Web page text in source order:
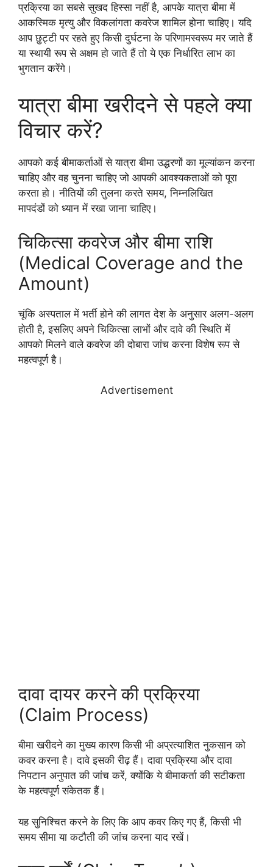
प्रक्रिया का सबसे सुखद हिस्सा नहीं है, आपके यात्रा बीमा में
आकस्मिक मृत्यु और विकलांगता कवरेज शामिल होना चाहिए। यदि
आप छुट्टी पर रहते हुए किसी दुर्घटना के परिणामस्वरूप मर जाते हैं
या स्थायी रूप से अक्षम हो जाते हैं तो ये एक निर्धारित लाभ का
भुगतान करेंगे।
यात्रा बीमा खरीदने से पहले क्या
विचार करें?
आपको कई बीमाकर्ताओं से यात्रा बीमा उद्धरणों का मूल्यांकन करना
चाहिए और वह चुनना चाहिए जो आपकी आवश्यकताओं को पूरा
करता हो। नीतियों की तुलना करते समय, निम्नलिखित
मापदंडों को ध्यान में रखा जाना चाहिए।
चिकित्सा कवरेज और बीमा राशि
(Medical Coverage and the
Amount)
चूंकि अस्पताल में भर्ती होने की लागत देश के अनुसार अलग-अलग
होती है, इसलिए अपने चिकित्सा लाभों और दावे की स्थिति में
आपको मिलने वाले कवरेज की दोबारा जांच करना विशेष रूप से
महत्वपूर्ण है।
Advertisement
दावा दायर करने की प्रक्रिया
(Claim Process)
बीमा खरीदने का मुख्य कारण किसी भी अप्रत्याशित नुकसान को
कवर करना है। दावे इसकी रीढ़ हैं। दावा प्रक्रिया और दावा
निपटान अनुपात की जांच करें, क्योंकि ये बीमाकर्ता की सटीकता
के महत्वपूर्ण संकेतक हैं।
यह सुनिश्चित करने के लिए कि आप कवर किए गए हैं, किसी भी
समय सीमा या कटौती की जांच करना याद रखें।